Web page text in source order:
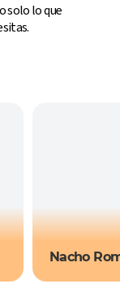
solo lo que
Nacho